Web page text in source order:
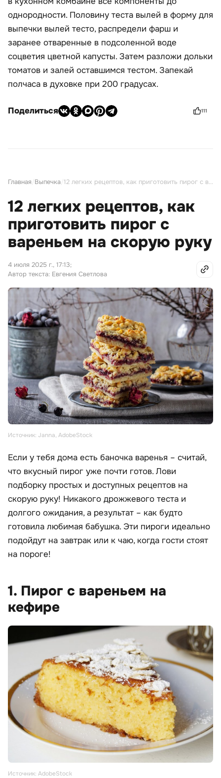
однородности. Половину теста вылей в форму для
выпечки вылей тесто, распредели фарш и
заранее отваренные в подсоленной воде
соцветия цветной капусты. Затем разложи дольки
томатов и залей оставшимся тестом. Запекай
полчаса в духовке при 200 градусах.
Поделиться 111
Главная Выпечка 12 легких рецептов, как приготовить пирог с вареньем на скорую руку
12 легких рецептов, как
приготовить пирог с
вареньем на скорую руку
4 июля 2025 г., 17:13;
Автор текста: Евгения Светлова
Источник: Janna, AdobeStock
Если у тебя дома есть баночка варенья – считай,
что вкусный пирог уже почти готов. Лови
подборку простых и доступных рецептов на
скорую руку! Никакого дрожжевого теста и
долгого ожидания, а результат – как будто
готовила любимая бабушка. Эти пироги идеально
подойдут на завтрак или к чаю, когда гости стоят
на пороге!
1. Пирог с вареньем на
кефире
Источник: AdobeStock